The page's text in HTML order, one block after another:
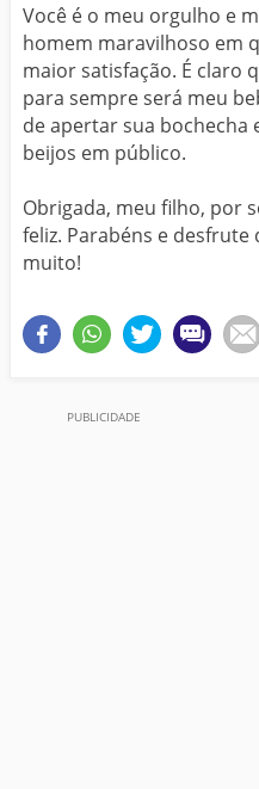
Você é o meu orgulho e
homem maravilhoso em
maior satisfação. É claro
para sempre será meu
de apertar sua bochecha
beijos em público.
Obrigada, meu filho, por
feliz. Parabéns e desfrute
muito!